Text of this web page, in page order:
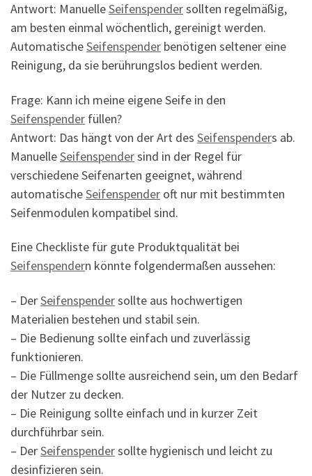
Antwort: ManuelleSeifenspendersollten regelmäßig,
am besten einmal wöchentlich, gereinigt werden.
AutomatischeSeifenspender benötigen seltener eine
Reinigung, da sie berührungslos bedient werden.
Frage: Kann ich meine eigene Seife in den
Seifenspender füllen?
Antwort: Das hängt von der Art des Seifenspenders ab.
ManuelleSeifenspendersind in der Regel für
verschiedene Seifenarten geeignet, während
automatischeSeifenspender oft nur mit bestimmten
Seifenmodulen kompatibel sind.
Eine Checkliste für gute Produktqualität bei
Seifenspendern könnte folgendermaßen aussehen:
– DerSeifenspendersollte aus hochwertigen
Materialien bestehen und stabil sein.
– Die Bedienung sollte einfach und zuverlässig
funktionieren.
– Die Füllmenge sollte ausreichend sein, um den Bedarf
der Nutzer zu decken.
– Die Reinigung sollte einfach und in kurzer Zeit
durchführbar sein.
– DerSeifenspendersollte hygienisch und leicht zu
desinfizieren sein.